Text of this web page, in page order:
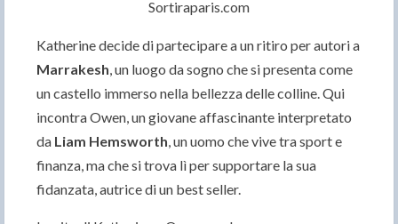
Katherine decide di partecipare a un ritiro per autori a
Marrakesh, un luogo da sogno che si presenta come
un castello immerso nella bellezza delle colline. Qui
incontra Owen, un giovane affascinante interpretato
da Liam Hemsworth, un uomo che vive tra sport e
finanza, ma che si trova lì per supportare la sua
fidanzata, autrice di un best seller.